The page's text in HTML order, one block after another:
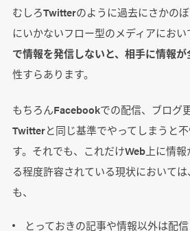
むしろTwitterのように過去にさかの
にいかないフロー型のメディアにおい
で情報を発信しないと、相手に情報
性すらあります。
もちろんFacebookでの配信、ブログ
Twitterと同じ基準でやってしまうと
す。それでも、これだけWeb上に情
る程度許容されている現状において
も、
とっておきの記事や情報以外は配